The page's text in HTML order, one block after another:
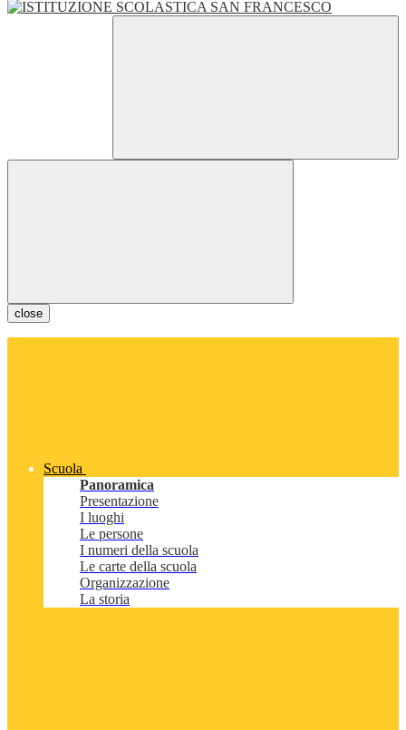
close
Scuola
Panoramica
Presentazione
I luoghi
Le persone
I numeri della scuola
Le carte della scuola
Organizzazione
La storia